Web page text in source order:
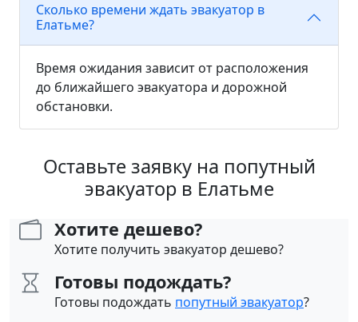
Сколько времени ждать эвакуатор в
Елатьме?
Время ожидания зависит от расположения
до ближайшего эвакуатора и дорожной
обстановки.
Оставьте заявку на попутный
эвакуатор в Елатьме
Хотите дешево?
Хотите получить эвакуатор дешево?
Готовы подождать?
Готовы подождать попутный эвакуатор?